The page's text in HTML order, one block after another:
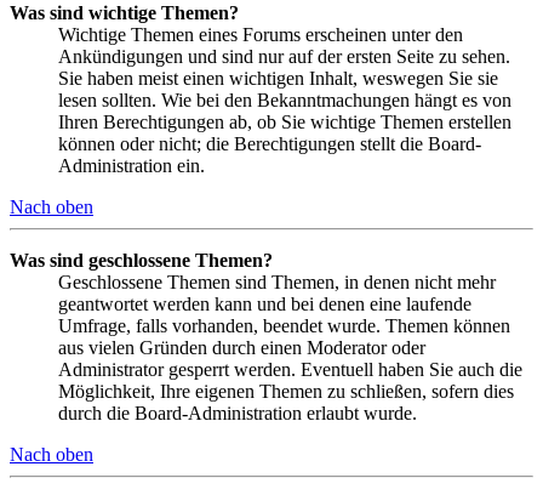
Was sind wichtige Themen?
Wichtige Themen eines Forums erscheinen unter den
Ankündigungen und sind nur auf der ersten Seite zu sehen.
Sie haben meist einen wichtigen Inhalt, weswegen Sie sie
lesen sollten. Wie bei den Bekanntmachungen hängt es von
Ihren Berechtigungen ab, ob Sie wichtige Themen erstellen
können oder nicht; die Berechtigungen stellt die Board-
Administration ein.
Nach oben
Was sind geschlossene Themen?
Geschlossene Themen sind Themen, in denen nicht mehr
geantwortet werden kann und bei denen eine laufende
Umfrage, falls vorhanden, beendet wurde. Themen können
aus vielen Gründen durch einen Moderator oder
Administrator gesperrt werden. Eventuell haben Sie auch die
Möglichkeit, Ihre eigenen Themen zu schließen, sofern dies
durch die Board-Administration erlaubt wurde.
Nach oben